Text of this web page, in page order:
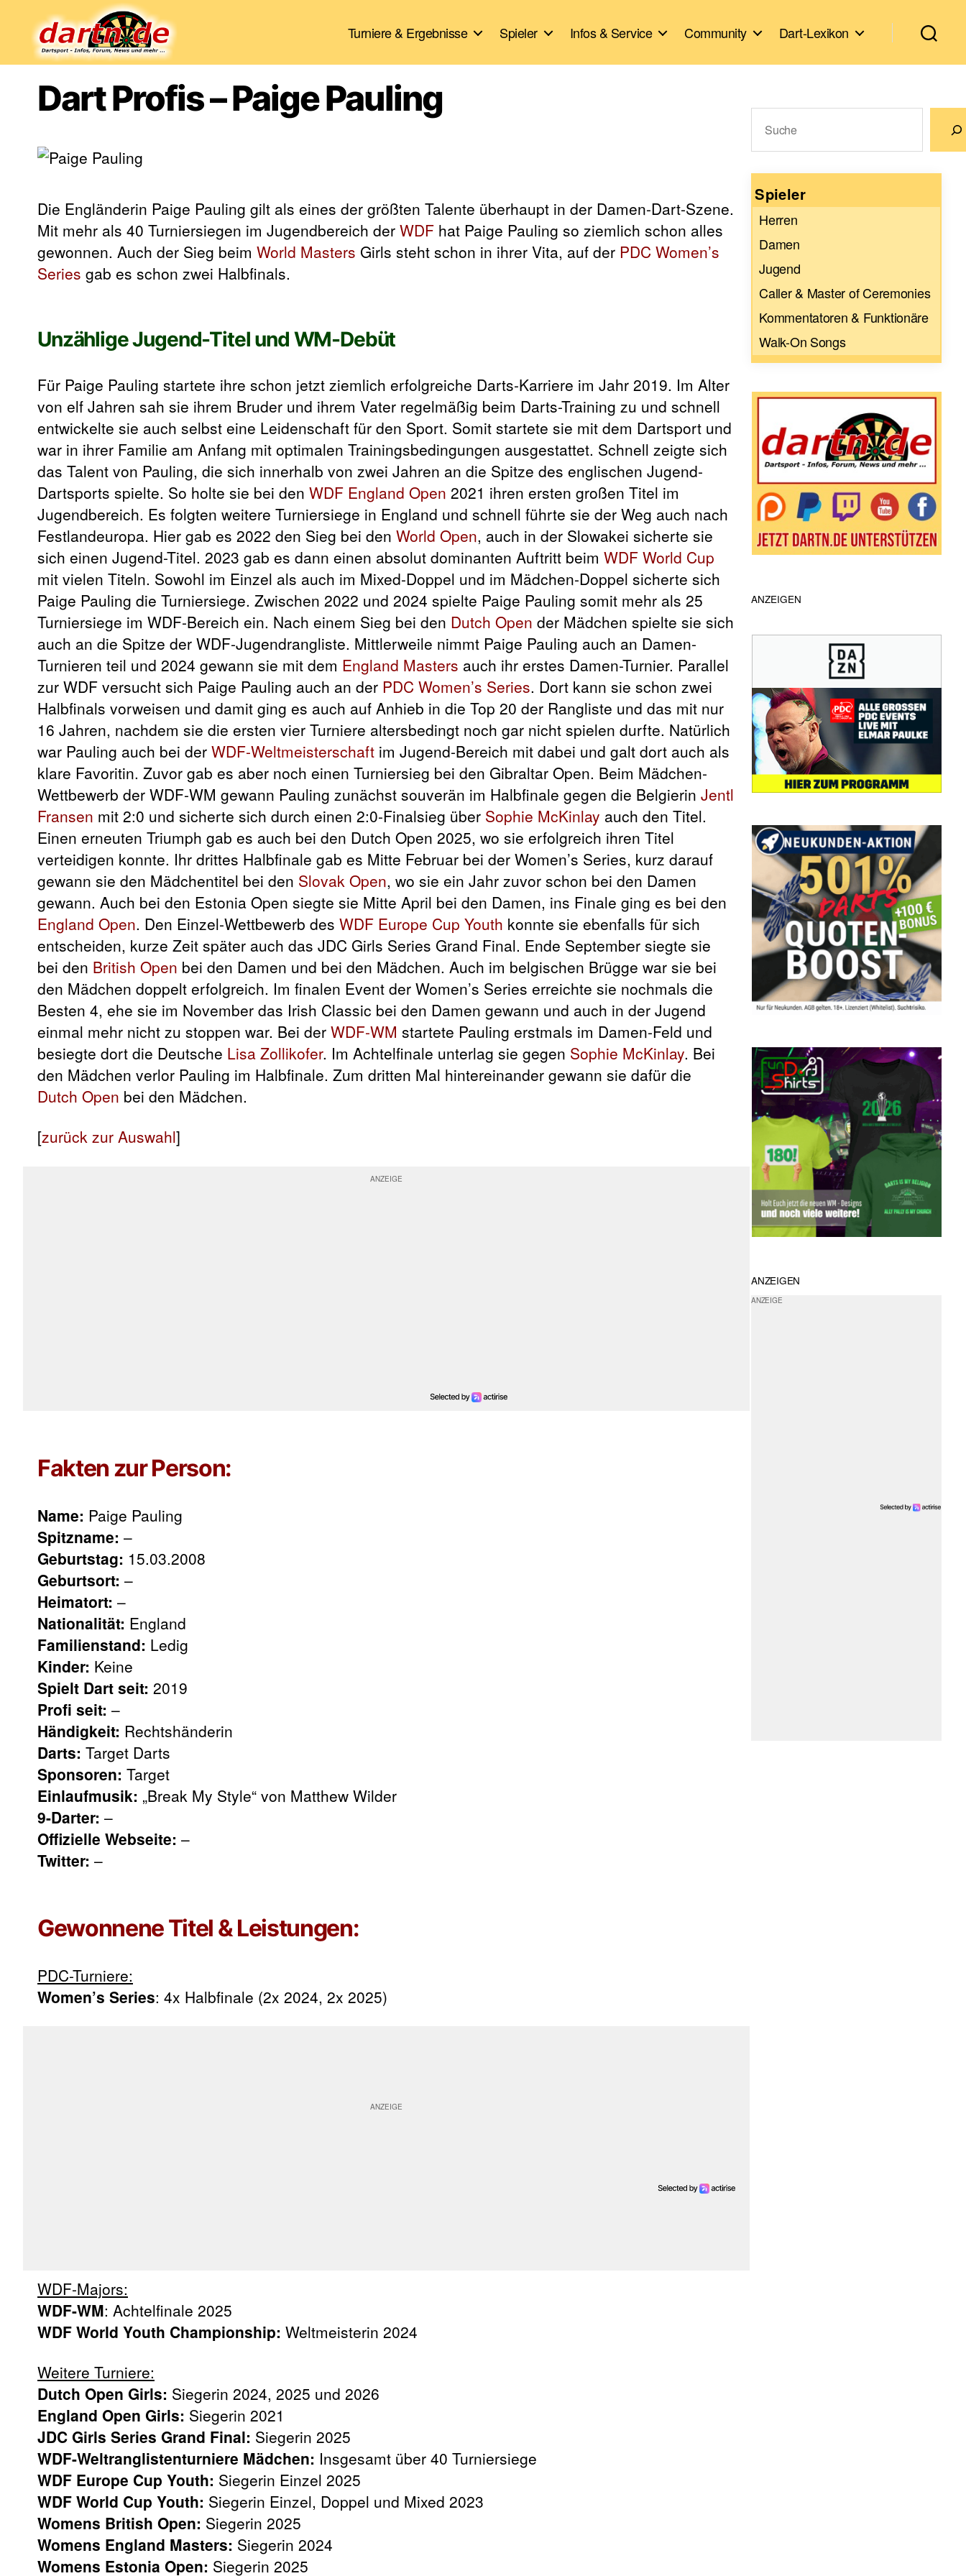
Turniere & Ergebnisse Spieler Infos & Service Community Dart-Lexikon
Dart Profis – Paige Pauling
Die Engländerin Paige Pauling gilt als eines der größten Talente überhaupt in der Damen-Dart-Szene.
Mit mehr als 40 Turniersiegen im Jugendbereich der WDF hat Paige Pauling so ziemlich schon alles
gewonnen. Auch der Sieg beim World Masters Girls steht schon in ihrer Vita, auf der PDC Women’s
Series gab es schon zwei Halbfinals.
Unzählige Jugend-Titel und WM-Debüt
Für Paige Pauling startete ihre schon jetzt ziemlich erfolgreiche Darts-Karriere im Jahr 2019. Im Alter
von elf Jahren sah sie ihrem Bruder und ihrem Vater regelmäßig beim Darts-Training zu und schnell
entwickelte sie auch selbst eine Leidenschaft für den Sport. Somit startete sie mit dem Dartsport und
war in ihrer Familie am Anfang mit optimalen Trainingsbedingungen ausgestattet. Schnell zeigte sich
das Talent von Pauling, die sich innerhalb von zwei Jahren an die Spitze des englischen Jugend-
Dartsports spielte. So holte sie bei den WDF England Open 2021 ihren ersten großen Titel im
Jugendbereich. Es folgten weitere Turniersiege in England und schnell führte sie der Weg auch nach
Festlandeuropa. Hier gab es 2022 den Sieg bei den World Open, auch in der Slowakei sicherte sie
sich einen Jugend-Titel. 2023 gab es dann einen absolut dominanten Auftritt beim WDF World Cup
mit vielen Titeln. Sowohl im Einzel als auch im Mixed-Doppel und im Mädchen-Doppel sicherte sich
Paige Pauling die Turniersiege. Zwischen 2022 und 2024 spielte Paige Pauling somit mehr als 25
Turniersiege im WDF-Bereich ein. Nach einem Sieg bei den Dutch Open der Mädchen spielte sie sich
auch an die Spitze der WDF-Jugendrangliste. Mittlerweile nimmt Paige Pauling auch an Damen-
Turnieren teil und 2024 gewann sie mit dem England Masters auch ihr erstes Damen-Turnier. Parallel
zur WDF versucht sich Paige Pauling auch an der PDC Women’s Series. Dort kann sie schon zwei
Halbfinals vorweisen und damit ging es auch auf Anhieb in die Top 20 der Rangliste und das mit nur
16 Jahren, nachdem sie die ersten vier Turniere altersbedingt noch gar nicht spielen durfte. Natürlich
war Pauling auch bei der WDF-Weltmeisterschaft im Jugend-Bereich mit dabei und galt dort auch als
klare Favoritin. Zuvor gab es aber noch einen Turniersieg bei den Gibraltar Open. Beim Mädchen-
Wettbewerb der WDF-WM gewann Pauling zunächst souverän im Halbfinale gegen die Belgierin Jentl
Fransen mit 2:0 und sicherte sich durch einen 2:0-Finalsieg über Sophie McKinlay auch den Titel.
Einen erneuten Triumph gab es auch bei den Dutch Open 2025, wo sie erfolgreich ihren Titel
verteidigen konnte. Ihr drittes Halbfinale gab es Mitte Februar bei der Women’s Series, kurz darauf
gewann sie den Mädchentitel bei den Slovak Open, wo sie ein Jahr zuvor schon bei den Damen
gewann. Auch bei den Estonia Open siegte sie Mitte April bei den Damen, ins Finale ging es bei den
England Open. Den Einzel-Wettbewerb des WDF Europe Cup Youth konnte sie ebenfalls für sich
entscheiden, kurze Zeit später auch das JDC Girls Series Grand Final. Ende September siegte sie
bei den British Open bei den Damen und bei den Mädchen. Auch im belgischen Brügge war sie bei
den Mädchen doppelt erfolgreich. Im finalen Event der Women’s Series erreichte sie nochmals die
Besten 4, ehe sie im November das Irish Classic bei den Damen gewann und auch in der Jugend
einmal mehr nicht zu stoppen war. Bei der WDF-WM startete Pauling erstmals im Damen-Feld und
besiegte dort die Deutsche Lisa Zollikofer. Im Achtelfinale unterlag sie gegen Sophie McKinlay. Bei
den Mädchen verlor Pauling im Halbfinale. Zum dritten Mal hintereinander gewann sie dafür die
Dutch Open bei den Mädchen.
[zurück zur Auswahl]
Fakten zur Person:
Name: Paige Pauling
Spitzname: –
Geburtstag: 15.03.2008
Geburtsort: –
Heimatort: –
Nationalität: England
Familienstand: Ledig
Kinder: Keine
Spielt Dart seit: 2019
Profi seit: –
Händigkeit: Rechtshänderin
Darts: Target Darts
Sponsoren: Target
Einlaufmusik: „Break My Style“ von Matthew Wilder
9-Darter: –
Offizielle Webseite: –
Twitter: –
Gewonnene Titel & Leistungen:
PDC-Turniere:
Women’s Series: 4x Halbfinale (2x 2024, 2x 2025)
WDF-Majors:
WDF-WM: Achtelfinale 2025
WDF World Youth Championship: Weltmeisterin 2024
Weitere Turniere:
Dutch Open Girls: Siegerin 2024, 2025 und 2026
England Open Girls: Siegerin 2021
JDC Girls Series Grand Final: Siegerin 2025
WDF-Weltranglistenturniere Mädchen: Insgesamt über 40 Turniersiege
WDF Europe Cup Youth: Siegerin Einzel 2025
WDF World Cup Youth: Siegerin Einzel, Doppel und Mixed 2023
Womens British Open: Siegerin 2025
Womens England Masters: Siegerin 2024
Womens Estonia Open: Siegerin 2025
Spieler
Herren
Damen
Jugend
Caller & Master of Ceremonies
Kommentatoren & Funktionäre
Walk-On Songs
ANZEIGEN
ANZEIGEN